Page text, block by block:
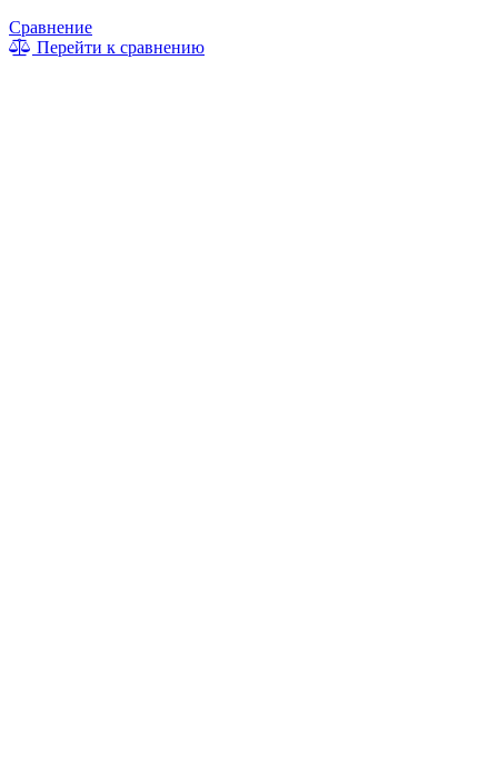
Сравнение
Перейти к сравнению